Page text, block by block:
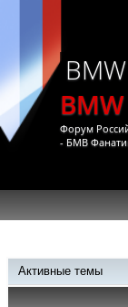
BMW
BMW
Форум
- БМВ
Активные темы